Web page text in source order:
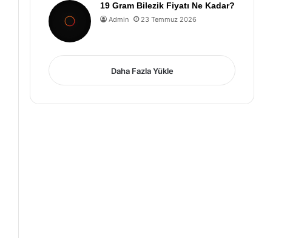
19 Gram Bilezik Fiyatı Ne Kadar?
Admin 23 Temmuz 2026
Daha Fazla Yükle